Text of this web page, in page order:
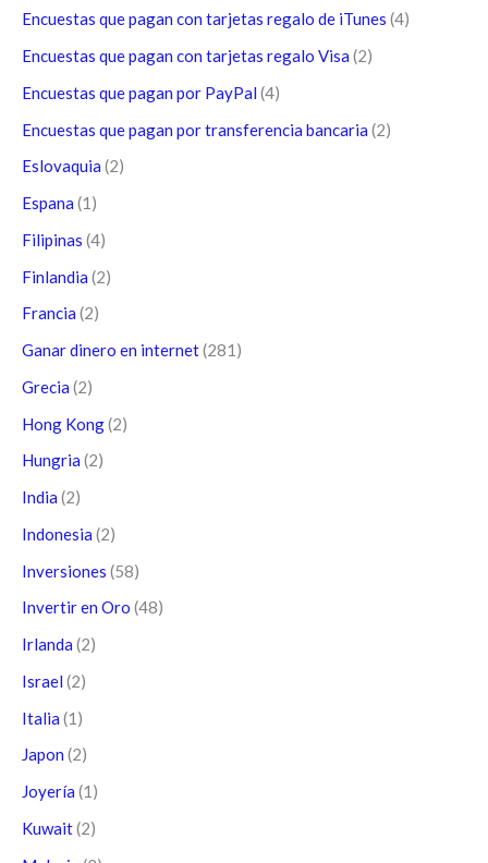
Encuestas que pagan con tarjetas regalo de iTunes (4)
Encuestas que pagan con tarjetas regalo Visa (2)
Encuestas que pagan por PayPal (4)
Encuestas que pagan por transferencia bancaria (2)
Eslovaquia (2)
Espana (1)
Filipinas (4)
Finlandia (2)
Francia (2)
Ganar dinero en internet(281)
Grecia (2)
Hong Kong(2)
Hungria (2)
India (2)
Indonesia (2)
Inversiones (58)
Invertir en Oro (48)
Irlanda (2)
Israel (2)
Italia (1)
Japon (2)
Joyería (1)
Kuwait(2)